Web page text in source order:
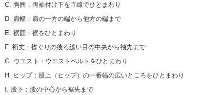
C. 胸囲 ： 両袖付け下を直線でひとまわり
D. 肩幅 ： 肩の一方の端から他方の端まで
E. 裾囲 ： 裾をひとまわり
F. 裄丈 ： 襟ぐりの後ろ縫い目の中央から袖先まで
G. ウエスト ： ウエストベルトをひとまわり
H. ヒップ： 股上（ヒップ）の一番幅の広いところをひとまわり
I. 股下 ： 股の中心から裾先まで